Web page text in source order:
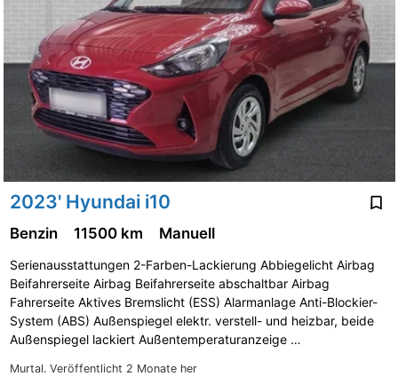
2023' Hyundai i10
Murtal. Veröffentlicht 2 Monate her
Benzin 11500 km Manuell
Serienausstattungen 2-Farben-Lackierung Abbiegelicht Airbag
Beifahrerseite Airbag Beifahrerseite abschaltbar Airbag
Fahrerseite Aktives Bremslicht (ESS) Alarmanlage Anti-Blockier-
System (ABS) Außenspiegel elektr. verstell- und heizbar, beide
Außenspiegel lackiert Außentemperaturanzeige …